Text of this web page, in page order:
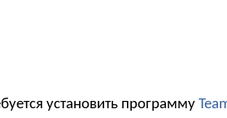
установить программу